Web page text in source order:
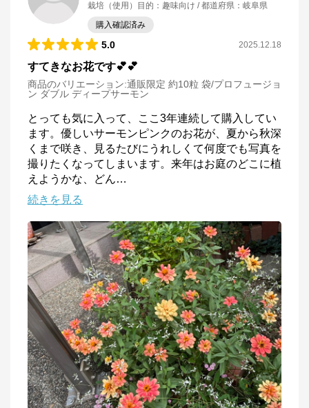
栽培（使用）目的 ： 趣味向け 都道府県 ： 岐阜県
購入確認済み
5.0 2025.12.18
すてきなお花です💕💕
商品のバリエーション:通販限定 約10粒 袋/プロフュージョ
ン ダブル ディープサーモン
とっても気に入って、ここ3年連続して購入してい
ます。優しいサーモンピンクのお花が、夏から秋深
くまで咲き、見るたびにうれしくて何度でも写真を
撮りたくなってしまいます。来年はお庭のどこに植
えようかな、どん…
続きを見る